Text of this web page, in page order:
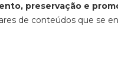
preservação e
de conteúdos que se